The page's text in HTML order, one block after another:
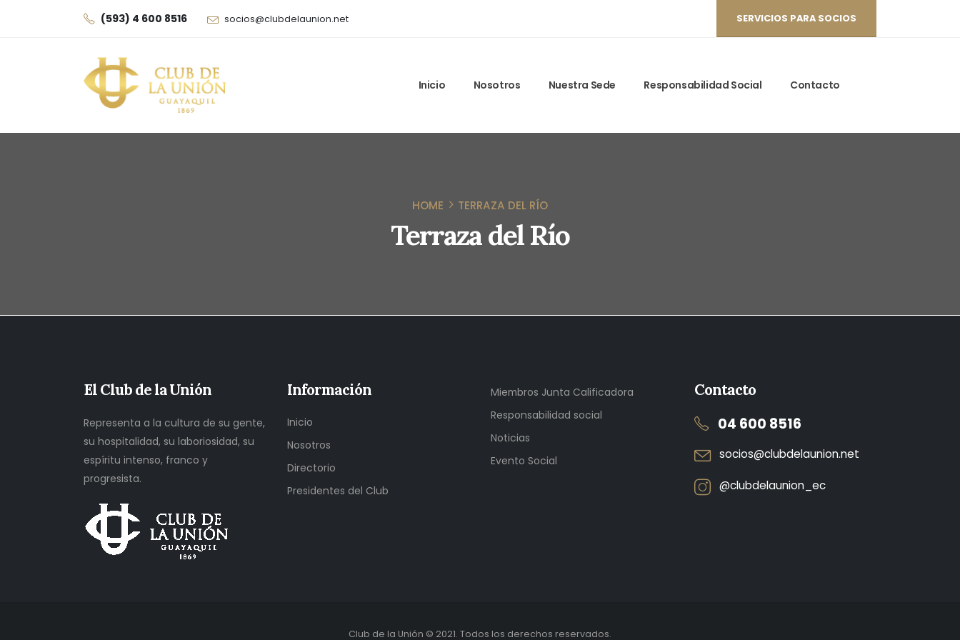
(593) 4 600 8516 socios@clubdelaunion.net SERVICIOS PARA SOCIOS
Inicio Nosotros Nuestra Sede Responsabilidad Social Contacto
HOME TERRAZA DEL RÍO
Terraza del Río
El Club de la Unión
Representa a la cultura de su gente,
su hospitalidad, su laboriosidad, su
espíritu intenso, franco y
progresista.
Información
Inicio
Nosotros
Directorio
Presidentes del Club
Miembros Junta Calificadora
Responsabilidad social
Noticias
Evento Social
Contacto
04 600 8516
socios@clubdelaunion.net
@clubdelaunion_ec
Club de la Unión © 2021. Todos los derechos reservados.